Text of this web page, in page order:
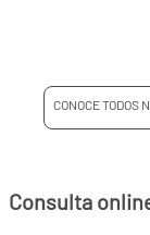
CONOCE TODOS
Consulta